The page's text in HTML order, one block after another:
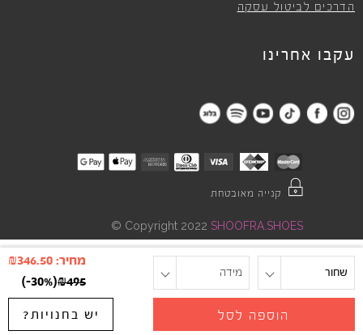
שחור מידה
מחיר: ₪346.50
₪495
(
-30%
)
הוספה לסל יש בחנויות?
הדרכים לביטול עסקה
עקבו אחרינו
קנייה מאובטחת
Copyright 2022 SHOOFRA.SHOES
©